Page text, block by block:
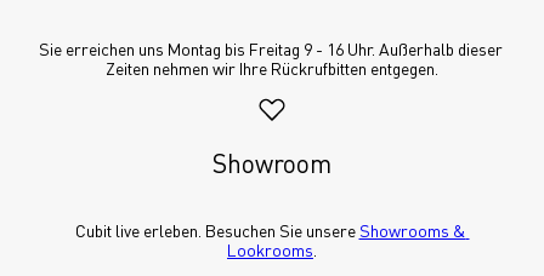
Sie erreichen uns Montag bis Freitag 9 - 16 Uhr. Außerhalb dieser
Zeiten nehmen wir Ihre Rückrufbitten entgegen.
Showroom
Cubit live erleben. Besuchen Sie unsere Showrooms &
Lookrooms